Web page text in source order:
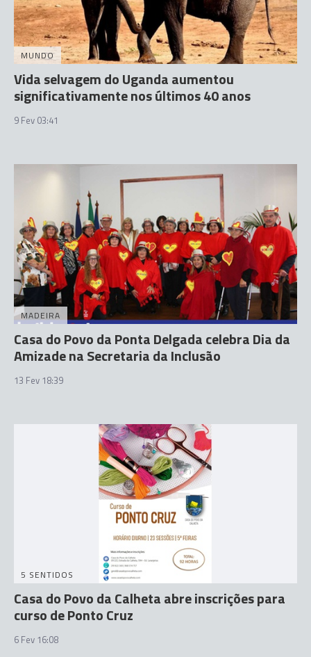
MUNDO
Vida selvagem do Uganda aumentou
significativamente nos últimos 40 anos
9 Fev 03:41
MADEIRA
Casa do Povo da Ponta Delgada celebra Dia da
Amizade na Secretaria da Inclusão
13 Fev 18:39
5 SENTIDOS
Casa do Povo da Calheta abre inscrições para
curso de Ponto Cruz
6 Fev 16:08